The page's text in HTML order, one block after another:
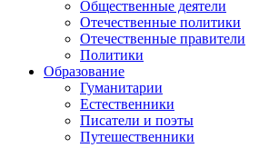
Общественные деятели
Отечественные политики
Отечественные правители
Политики
Образование
Гуманитарии
Естественники
Писатели и поэты
Путешественники